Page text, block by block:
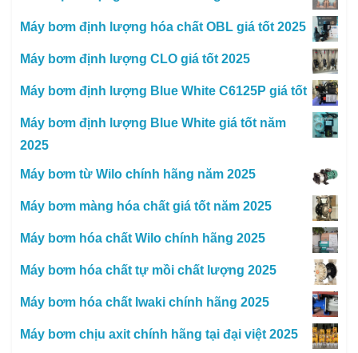
Máy bơm định lượng hóa chất OBL giá tốt 2025
Máy bơm định lượng CLO giá tốt 2025
Máy bơm định lượng Blue White C6125P giá tốt
Máy bơm định lượng Blue White giá tốt năm
2025
Máy bơm từ Wilo chính hãng năm 2025
Máy bơm màng hóa chất giá tốt năm 2025
Máy bơm hóa chất Wilo chính hãng 2025
Máy bơm hóa chất tự mồi chất lượng 2025
Máy bơm hóa chất Iwaki chính hãng 2025
Máy bơm chịu axit chính hãng tại đại việt 2025